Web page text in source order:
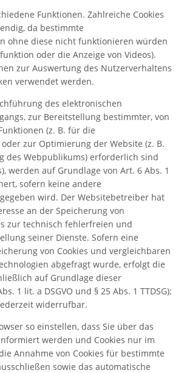
Funktionen. Zahlreiche Cookies
da bestimmte
ohne diese nicht funktionieren würden
oder die Anzeige von Videos).
zur Auswertung des Nutzerverhaltens
verwendet werden.
des elektronischen
zur Bereitstellung bestimmter, von
(z. B. für die
zur Optimierung der Website (z. B.
des Webpublikums) erforderlich sind
werden auf Grundlage von Art. 6 Abs. 1
sofern keine andere
wird. Der Websitebetreiber hat
an der Speicherung von
zur technisch fehlerfreien und
seiner Dienste. Sofern eine
von Cookies und vergleichbaren
abgefragt wurde, erfolgt die
auf Grundlage dieser
1 lit. a DSGVO und § 25 Abs. 1 TTDSG);
widerrufbar.
so einstellen, dass Sie über das
werden und Cookies nur im
Annahme von Cookies für bestimmte
sowie das automatische